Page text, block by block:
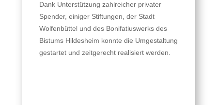
Dank Unterstützung zahlreicher privater
Spender, einiger Stiftungen, der Stadt
Wolfenbüttel und des Bonifatiuswerks des
Bistums Hildesheim konnte die Umgestaltung
gestartet und zeitgerecht realisiert werden.